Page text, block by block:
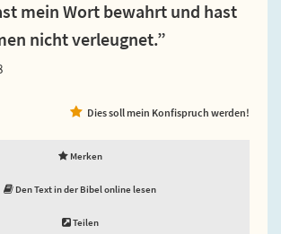
mein Wort bewahrt und hast
nicht verleugnet.”
Dies soll mein Konfispruch werden!
Merken
Den Text in der Bibel online lesen
Teilen